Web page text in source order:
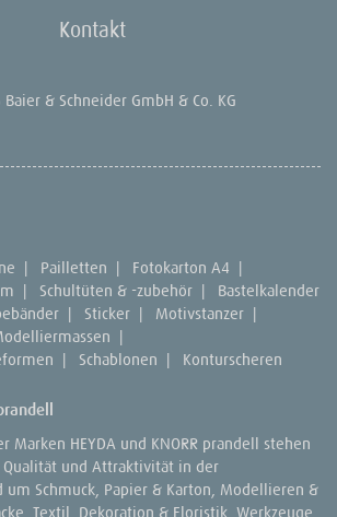
Kontakt
& Schneider GmbH & Co. KG
| Pailletten | Fotokarton A4 |
| Schultüten & -zubehör |
Bastelkalender
| Sticker | Motivstanzer |
|
| Schablonen | Konturscheren
Marken HEYDA und KNORR prandell stehen
Qualität und Attraktivität in der
um Schmuck, Papier & Karton, Modellieren &
Textil, Dekoration & Floristik, Werkzeuge